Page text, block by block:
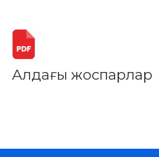
Алдағы жоспарлар